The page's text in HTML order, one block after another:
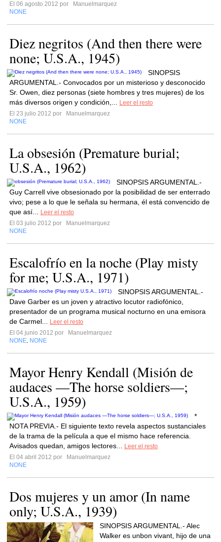
El 06 agosto 2012 por
Manuelmarquez
NONE
Diez negritos (And then there were
none; U.S.A., 1945)
SINOPSIS
ARGUMENTAL.- Convocados por un misterioso y desconocido
Sr. Owen, diez personas (siete hombres y tres mujeres) de los
más diversos origen y condición,...
Leer el resto
El 23 julio 2012 por
Manuelmarquez
NONE
La obsesión (Premature burial;
U.S.A., 1962)
SINOPSIS ARGUMENTAL.-
Guy Carrell vive obsesionado por la posibilidad de ser enterrado
vivo; pese a lo que le señala su hermana, él está convencido de
que así...
Leer el resto
El 03 julio 2012 por
Manuelmarquez
NONE
Escalofrío en la noche (Play misty
for me; U.S.A., 1971)
SINOPSIS ARGUMENTAL.-
Dave Garber es un joven y atractivo locutor radiofónico,
presentador de un programa musical nocturno en una emisora
de Carmel...
Leer el resto
El 04 junio 2012 por
Manuelmarquez
NONE NONE
Mayor Henry Kendall (Misión de
audaces —The horse soldiers—;
U.S.A., 1959)
*
NOTA PREVIA.- El siguiente texto revela aspectos sustanciales
de la trama de la película a que el mismo hace referencia.
Avisados quedan, amigos lectores...
Leer el resto
El 04 abril 2012 por
Manuelmarquez
NONE
Dos mujeres y un amor (In name
only; U.S.A., 1939)
SINOPSIS ARGUMENTAL.- Alec
Walker es unbon vivant, hijo de una